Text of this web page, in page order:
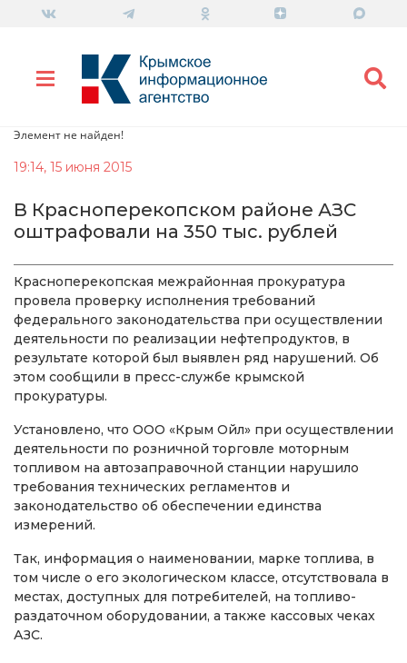
Элемент не найден!
19:14, 15 июня 2015
В Красноперекопском районе АЗС
оштрафовали на 350 тыс. рублей
Красноперекопская межрайонная прокуратура
провела проверку исполнения требований
федерального законодательства при осуществлении
деятельности по реализации нефтепродуктов, в
результате которой был выявлен ряд нарушений. Об
этом сообщили в пресс-службе крымской
прокуратуры.
Установлено, что ООО «Крым Ойл» при осуществлении
деятельности по розничной торговле моторным
топливом на автозаправочной станции нарушило
требования технических регламентов и
законодательство об обеспечении единства
измерений.
Так, информация о наименовании, марке топлива, в
том числе о его экологическом классе, отсутствовала в
местах, доступных для потребителей, на топливо-
раздаточном оборудовании, а также кассовых чеках
АЗС.